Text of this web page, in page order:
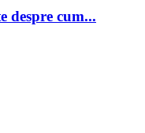
despre cum...